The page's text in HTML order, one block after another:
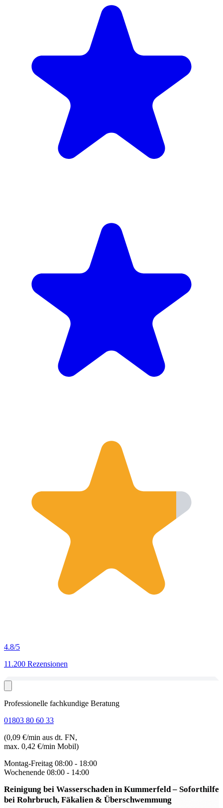
4.8/5
11.200 Rezensionen
Professionelle fachkundige Beratung
01803 80 60 33
(0,09 €/min aus dt. FN,
max. 0,42 €/min Mobil)
Montag-Freitag 08:00 - 18:00
Wochenende 08:00 - 14:00
Reinigung bei Wasserschaden in Kummerfeld– Soforthilfe
bei Rohrbruch, Fäkalien & Überschwemmung